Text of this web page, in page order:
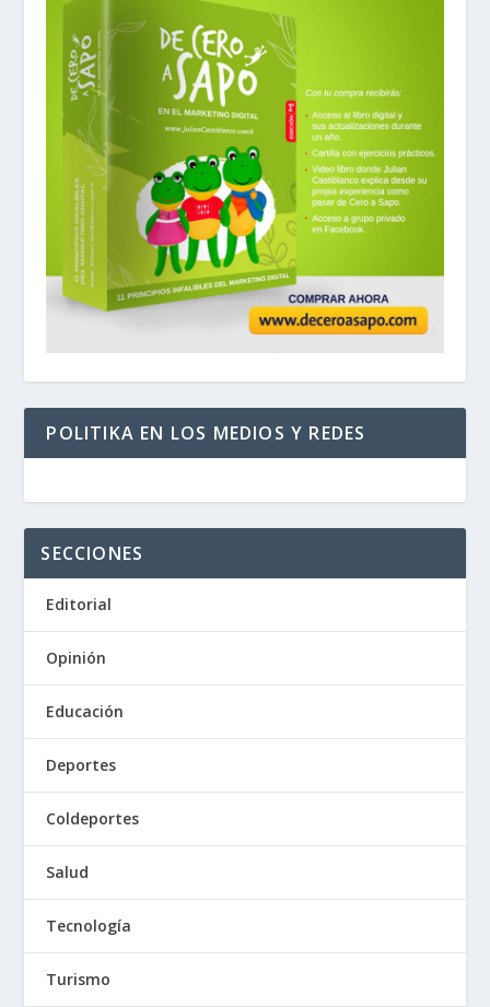
POLITIKA EN LOS MEDIOS Y REDES
SECCIONES
Editorial
Opinión
Educación
Deportes
Coldeportes
Salud
Tecnología
Turismo